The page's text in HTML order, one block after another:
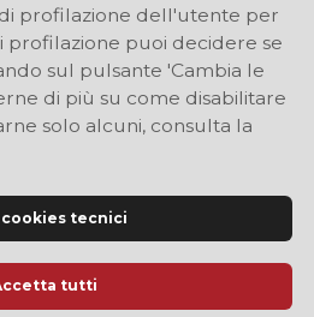
e altra grafica
profilazione dell'utente per
profilazione puoi decidere se
sul pulsante 'Cambia le
di più su come disabilitare
solo alcuni, consulta la
cookies tecnici
tutti